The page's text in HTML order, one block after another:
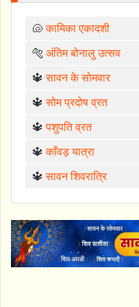
🐚कामिका एकादशी
🐅 अंतिम बोनालु उत्सव
🔱सावन के सोमवार
🔱सोम प्रदोष व्रत
🔱पशुपति व्रत
🔱काँवड़ यात्रा
🔱सावन शिवरात्रि